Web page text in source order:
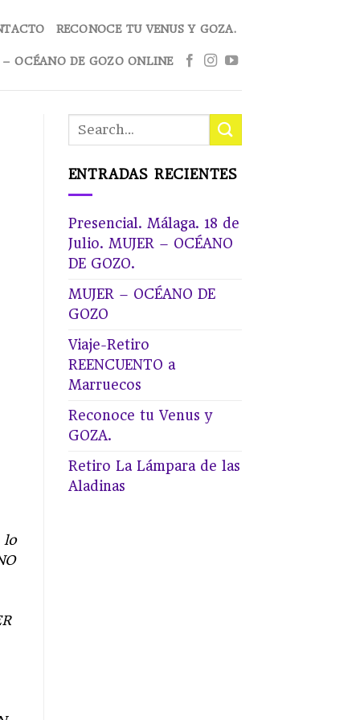
RECONOCE TU VENUS Y GOZA.
– OCÉANO DE GOZO ONLINE
lo
ENTRADAS RECIENTES
Presencial. Málaga. 18 de
Julio. MUJER – OCÉANO
DE GOZO.
MUJER – OCÉANO DE
GOZO
Viaje-Retiro
REENCUENTO a
Marruecos
Reconoce tu Venus y
GOZA.
Retiro La Lámpara de las
Aladinas